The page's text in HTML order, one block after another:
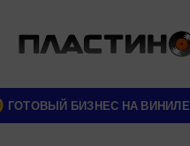
ГОТОВЫЙ БИЗНЕС НА ВИНИЛЕ